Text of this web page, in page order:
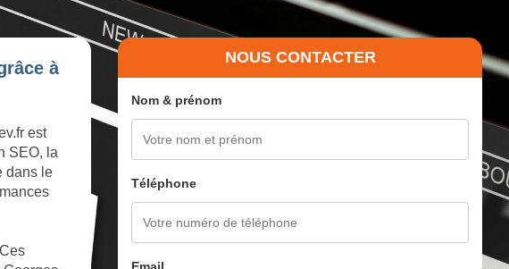
à
est
SEO, la
dans le
NOUS CONTACTER
Nom & prénom
Téléphone